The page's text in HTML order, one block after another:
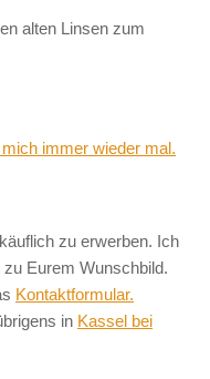
alten Linsen zum
immer wieder mal.
zu erwerben. Ich
Eurem Wunschbild.
Kontaktformular.
in Kassel bei